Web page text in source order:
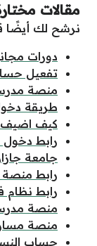
مقالات
نرشح لك أيضًا
دورات
تفعيل
منصة
طريقة
كيف
رابط دخول
جامعة
رابط
رابط نظام
منصة
منصة
حساب